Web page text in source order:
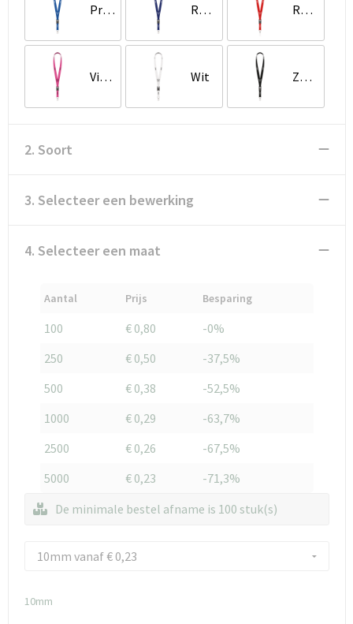
Proces Blauw Reflex Blauwe C Rood Oranje
Violet Rood Wit Zwart
2. Soort
3. Selecteer een bewerking
4. Selecteer een maat
Aantal Prijs Besparing
100 € 0,80
-0%
250
€ 0,50
-37,5%
500
€ 0,38
-52,5%
1000
€ 0,29
-63,7%
2500
€ 0,26
-67,5%
5000
€ 0,23
-71,3%
De minimale bestel afname is 100 stuk(s)
10mm